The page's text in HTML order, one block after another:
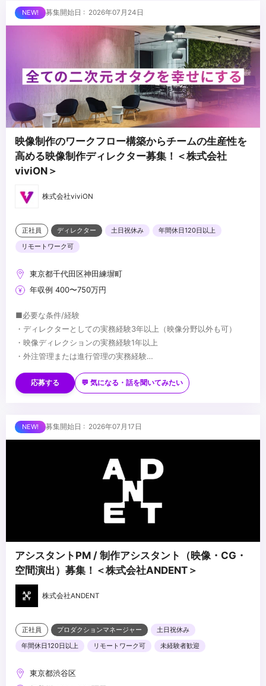
り扱い経験
・制作コストや費用感の把握および予算管理の経験
・タレントや社内外クリエイターと円滑に業務を進められるビジネ
... 募集開始日 : 2026年07月24日
映像制作のワークフロー構築からチームの生産性を
高める映像制作ディレクター募集！＜株式会社
viviON＞
株式会社viviON
正社員 ディレクター 土日祝休み
年間休日120日以上
リモートワーク可
東京都千代田区神田練塀町
年収例 400〜750万円
■必要な条件/経験
・ディレクターとしての実務経験3年以上（映像分野以外も可）
・映像ディレクションの実務経験1年以上
・外注管理または進行管理の実務経験
・生成AIを活用した業務効率化の経験
・モーショングラフィックスの制作経験
・VTuber関連や二次元コンテンツ系の映像制作経験
るスキル
・スクリプティングやツール作成の経験（Python、JavaScript等）
・クリエイティブ視点でブランディングやマーケティングを意識し
事業成果にコミットした経験
...
応募する 💬 気になる・話を聞いてみたい
募集開始日 : 2026年07月17日
アシスタントPM / 制作アシスタント（映像・CG・
空間演出）募集！＜株式会社ANDENT＞
株式会社ANDENT
正社員 プロダクションマネージャー
土日祝休み
年間休日120日以上
リモートワーク可 未経験者歓迎
東京都渋谷区